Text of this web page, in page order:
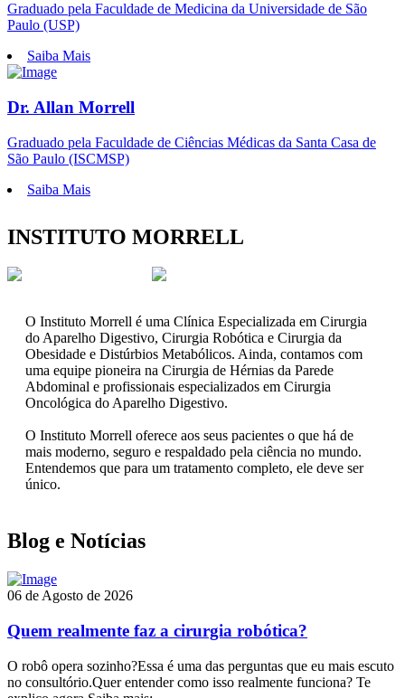
Graduado pela Faculdade de Medicina da Universidade de São
Paulo (USP)
Saiba Mais
Dr. Allan Morrell
Graduado pela Faculdade de Ciências Médicas da Santa Casa de
São Paulo (ISCMSP)
Saiba Mais
INSTITUTO MORRELL
O Instituto Morrell é uma Clínica Especializada em Cirurgia
do Aparelho Digestivo, Cirurgia Robótica e Cirurgia da
Obesidade e Distúrbios Metabólicos. Ainda, contamos com
uma equipe pioneira na Cirurgia de Hérnias da Parede
Abdominal e profissionais especializados em Cirurgia
Oncológica do Aparelho Digestivo.
O Instituto Morrell oferece aos seus pacientes o que há de
mais moderno, seguro e respaldado pela ciência no mundo.
Entendemos que para um tratamento completo, ele deve ser
único.
Blog e Notícias
06 de Agosto de 2026
Quem realmente faz a cirurgia robótica?
O robô opera sozinho?Essa é uma das perguntas que eu mais escuto
no consultório.Quer entender como isso realmente funciona? Te